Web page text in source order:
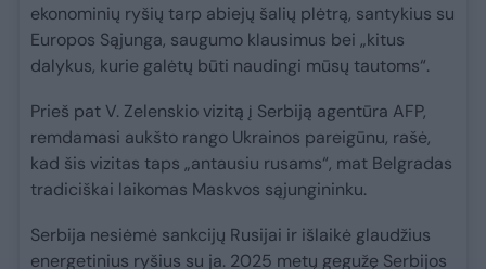
ekonominių ryšių tarp abiejų šalių plėtrą, santykius su
Europos Sąjunga, saugumo klausimus bei „kitus
dalykus, kurie galėtų būti naudingi mūsų tautoms“.
Prieš pat V. Zelenskio vizitą į Serbiją agentūra AFP,
remdamasi aukšto rango Ukrainos pareigūnu, rašė,
kad šis vizitas taps „antausiu rusams“, mat Belgradas
tradiciškai laikomas Maskvos sąjungininku.
Serbija nesiėmė sankcijų Rusijai ir išlaikė glaudžius
energetinius ryšius su ja. 2025 metų gegužę Serbijos